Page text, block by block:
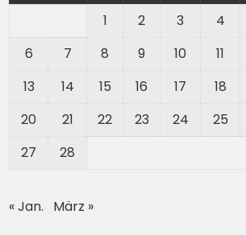
1
2 3 4
6
7 8 9 10 11
13
14 15 16 17 18
20
21 22 23 24 25
27
28
« Jan. März »